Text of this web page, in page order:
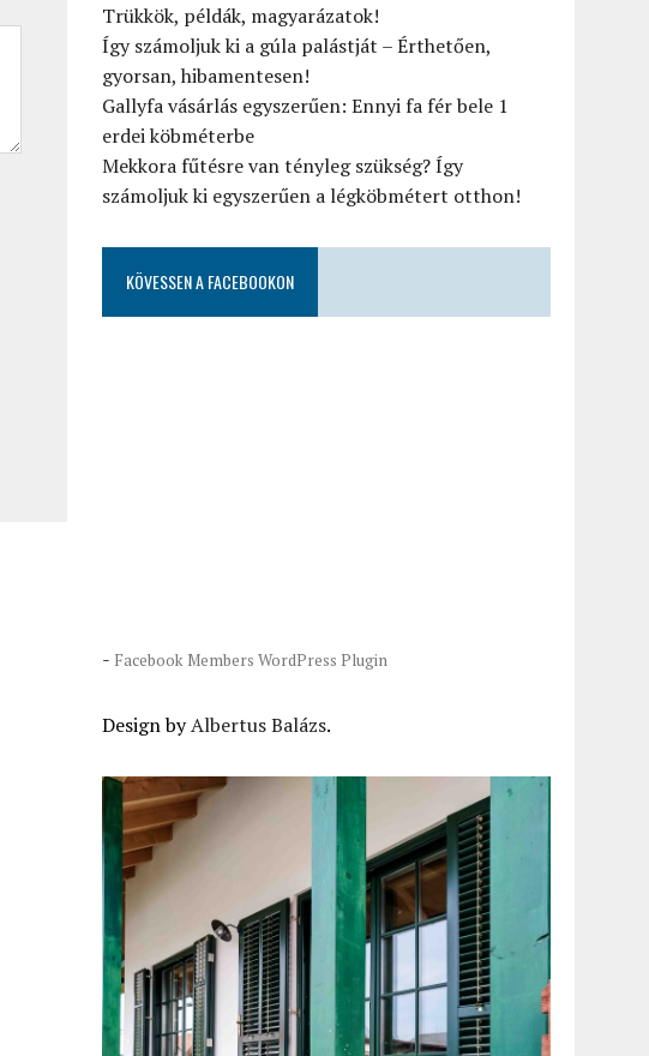
Trükkök, példák, magyarázatok!
Így számoljuk ki a gúla palástját – Érthetően,
gyorsan, hibamentesen!
Gallyfa vásárlás egyszerűen: Ennyi fa fér bele 1
erdei köbméterbe
Mekkora fűtésre van tényleg szükség? Így
számoljuk ki egyszerűen a légköbmétert otthon!
KÖVESSEN A FACEBOOKON
- Facebook Members WordPress Plugin
Design byAlbertus Balázs.